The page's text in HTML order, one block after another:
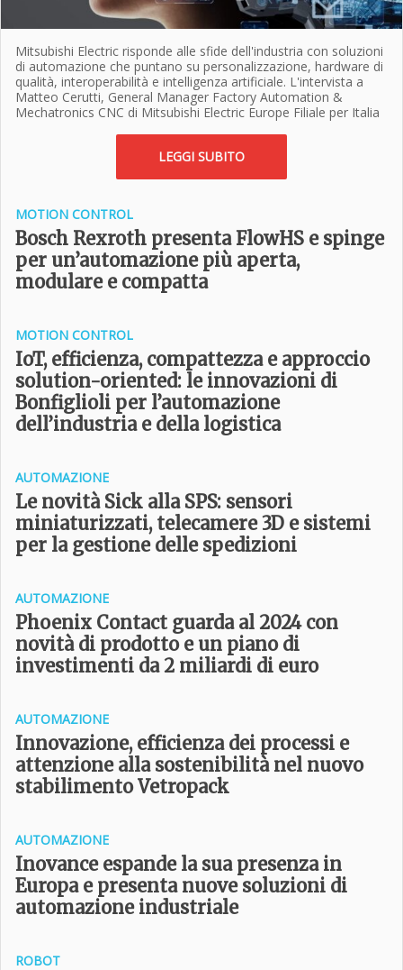
Mitsubishi Electric risponde alle sfide dell'industria con soluzioni
di automazione che puntano su personalizzazione, hardware di
qualità, interoperabilità e intelligenza artificiale. L'intervista a
Matteo Cerutti, General Manager Factory Automation &
Mechatronics CNC di Mitsubishi Electric Europe Filiale per Italia
LEGGI SUBITO
MOTION CONTROL
Bosch Rexroth presenta FlowHS e spinge
per un’automazione più aperta,
modulare e compatta
MOTION CONTROL
IoT, efficienza, compattezza e approccio
solution-oriented: le innovazioni di
Bonfiglioli per l’automazione
dell’industria e della logistica
AUTOMAZIONE
Le novità Sick alla SPS: sensori
miniaturizzati, telecamere 3D e sistemi
per la gestione delle spedizioni
AUTOMAZIONE
Phoenix Contact guarda al 2024 con
novità di prodotto e un piano di
investimenti da 2 miliardi di euro
AUTOMAZIONE
Innovazione, efficienza dei processi e
attenzione alla sostenibilità nel nuovo
stabilimento Vetropack
AUTOMAZIONE
Inovance espande la sua presenza in
Europa e presenta nuove soluzioni di
automazione industriale
ROBOT